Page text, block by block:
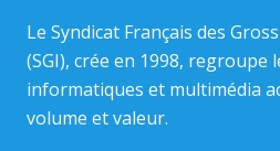
Le Syndicat Français des
(SGI), crée en 1998, regroupe
informatiques et multimédia
volume et valeur.